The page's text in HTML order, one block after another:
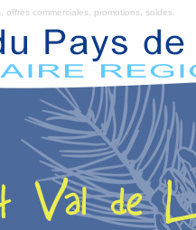
commerciales, promotions, soldes.